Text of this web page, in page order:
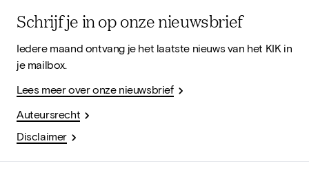
Schrijf je in op onze nieuwsbrief
Iedere maand ontvang je het laatste nieuws van het KIK in
je mailbox.
Lees meer over onze nieuwsbrief
Auteursrecht
Disclaimer